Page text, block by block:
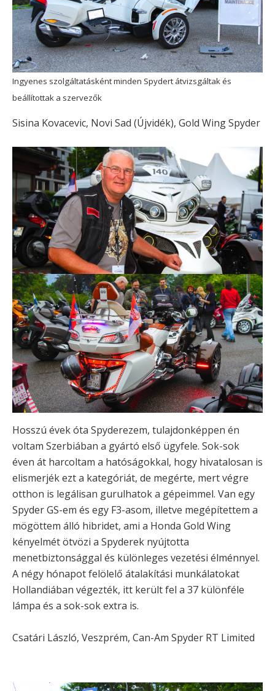
Ingyenes szolgáltatásként minden Spydert átvizsgáltak és
beállítottak a szervezők
Sisina Kovacevic, Novi Sad (Újvidék), Gold Wing Spyder
Hosszú évek óta Spyderezem, tulajdonképpen én
voltam Szerbiában a gyártó első ügyfele. Sok-sok
éven át harcoltam a hatóságokkal, hogy hivatalosan is
elismerjék ezt a kategóriát, de megérte, mert végre
otthon is legálisan gurulhatok a gépeimmel. Van egy
Spyder GS-em és egy F3-asom, illetve megépítettem a
mögöttem álló hibridet, ami a Honda Gold Wing
kényelmét ötvözi a Spyderek nyújtotta
menetbiztonsággal és különleges vezetési élménnyel.
A négy hónapot felölelő átalakítási munkálatokat
Hollandiában végezték, itt került fel a 37 különféle
lámpa és a sok-sok extra is.
Csatári László, Veszprém, Can-Am Spyder RT Limited